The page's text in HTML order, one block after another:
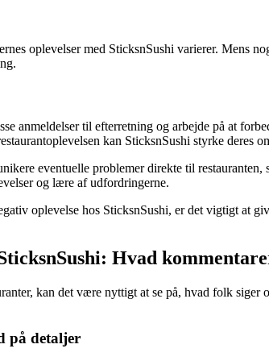
oplevelser med SticksnSushi varierer. Mens
anmeldelser til efterretning og arbejde på at
kan SticksnSushi styrke deres
eventuelle problemer direkte til
og lære af udfordringerne.
oplevelse hos SticksnSushi, er det vigtigt at
Hvad
kan det være nyttigt at se på, hvad folk
på detaljer